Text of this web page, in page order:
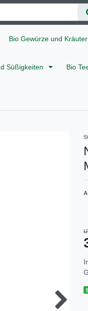
Bio Gewürze und Kräuter
Süßigkeiten Bio